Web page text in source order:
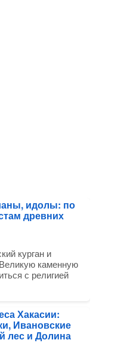
идолы: по
древних
курган и
каменную
с религией
Хакасии:
Ивановские
лес и Долина